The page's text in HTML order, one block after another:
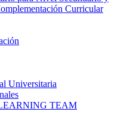
Curricular
Universitaria
TEAM